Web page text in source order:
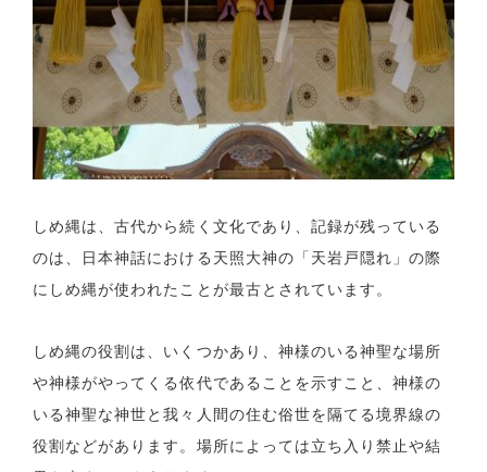
しめ縄は、古代から続く文化であり、記録が残っている
のは、日本神話における天照大神の「天岩戸隠れ」の際
にしめ縄が使われたことが最古とされています。
しめ縄の役割は、いくつかあり、神様のいる神聖な場所
や神様がやってくる依代であることを示すこと、神様の
いる神聖な神世と我々人間の住む俗世を隔てる境界線の
役割などがあります。場所によっては立ち入り禁止や結